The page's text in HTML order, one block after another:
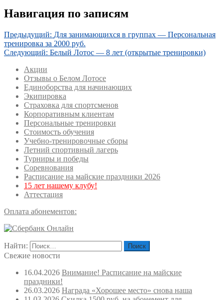
Навигация по записям
Предыдущий: Для занимающихся в группах — Персональная
тренировка за 2000 руб.
Следующий: Белый Лотос — 8 лет (открытые тренировки)
Акции
Отзывы о Белом Лотосе
Единоборства для начинающих
Экипировка
Страховка для спортсменов
Корпоративным клиентам
Персональные тренировки
Стоимость обучения
Учебно-тренировочные сборы
Летний спортивный лагерь
Турниры и победы
Соревнования
Расписание на майские праздники 2026
15 лет нашему клубу!
Аттестация
Оплата абонементов:
Найти:
Свежие новости
16.04.2026 Внимание! Расписание на майские
праздники!
26.03.2026 Награда «Хорошее место» снова наша